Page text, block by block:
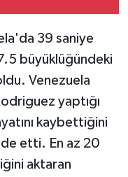
39 saniye
büyüklüğündeki
Venezuela
yaptığı
kaybettiğini
etti. En az 20
aktaran